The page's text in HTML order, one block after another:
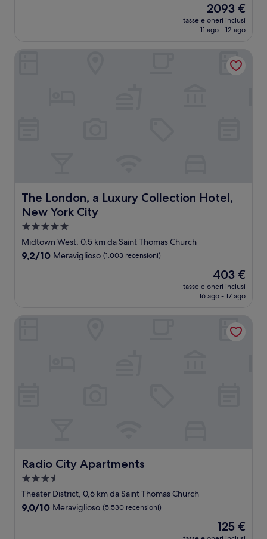
Il
prezzo
attuale
2093 €
2093 €
tasse e oneri inclusi
11 ago - 12 ago
The London, a Luxury Collection Hotel,
New York City
The London, a Luxury Collection Hotel, New York City
Struttura
a
5.0
Midtown West, 0,5 km da Saint Thomas Church
9.2
9,2/10 Meraviglioso (1.003 recensioni)
Il
prezzo
attuale
403 €
403 €
tasse e oneri inclusi
16 ago - 17 ago
The London, a Luxury Collection Hotel, New York City
Radio City Apartments
Radio City Apartments
Struttura
a
3.5
Theater District, 0,6 km da Saint Thomas Church
9.0
9,0/10 Meraviglioso (5.530 recensioni)
Il
prezzo
125 €